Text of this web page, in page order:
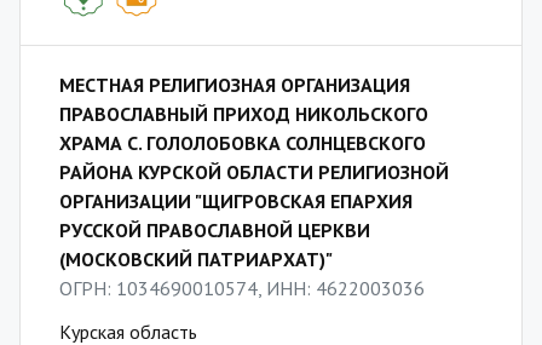
МЕСТНАЯ РЕЛИГИОЗНАЯ ОРГАНИЗАЦИЯ
ПРАВОСЛАВНЫЙ ПРИХОД НИКОЛЬСКОГО
ХРАМА С. ГОЛОЛОБОВКА СОЛНЦЕВСКОГО
РАЙОНА КУРСКОЙ ОБЛАСТИ РЕЛИГИОЗНОЙ
ОРГАНИЗАЦИИ "ЩИГРОВСКАЯ ЕПАРХИЯ
РУССКОЙ ПРАВОСЛАВНОЙ ЦЕРКВИ
(МОСКОВСКИЙ ПАТРИАРХАТ)"
ОГРН: 1034690010574, ИНН: 4622003036
Курская область